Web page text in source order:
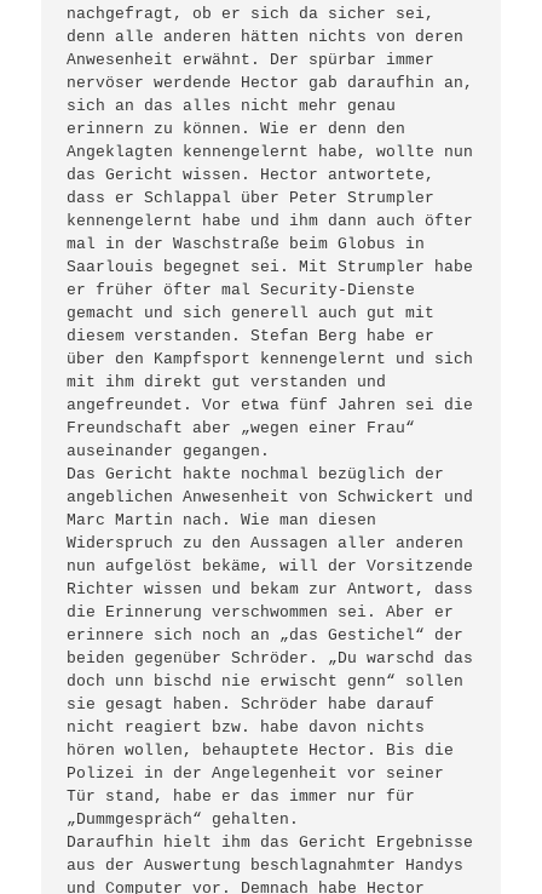
nachgefragt, ob er sich da sicher sei,
denn alle anderen hätten nichts von deren
Anwesenheit erwähnt. Der spürbar immer
nervöser werdende Hector gab daraufhin an,
sich an das alles nicht mehr genau
erinnern zu können. Wie er denn den
Angeklagten kennengelernt habe, wollte nun
das Gericht wissen. Hector antwortete,
dass er Schlappal über Peter Strumpler
kennengelernt habe und ihm dann auch öfter
mal in der Waschstraße beim Globus in
Saarlouis begegnet sei. Mit Strumpler habe
er früher öfter mal Security-Dienste
gemacht und sich generell auch gut mit
diesem verstanden. Stefan Berg habe er
über den Kampfsport kennengelernt und sich
mit ihm direkt gut verstanden und
angefreundet. Vor etwa fünf Jahren sei die
Freundschaft aber „wegen einer Frau“
auseinander gegangen.
Das Gericht hakte nochmal bezüglich der
angeblichen Anwesenheit von Schwickert und
Marc Martin nach. Wie man diesen
Widerspruch zu den Aussagen aller anderen
nun aufgelöst bekäme, will der Vorsitzende
Richter wissen und bekam zur Antwort, dass
die Erinnerung verschwommen sei. Aber er
erinnere sich noch an „das Gestichel“ der
beiden gegenüber Schröder. „Du warschd das
doch unn bischd nie erwischt genn“ sollen
sie gesagt haben. Schröder habe darauf
nicht reagiert bzw. habe davon nichts
hören wollen, behauptete Hector. Bis die
Polizei in der Angelegenheit vor seiner
Tür stand, habe er das immer nur für
„Dummgespräch“ gehalten.
Daraufhin hielt ihm das Gericht Ergebnisse
aus der Auswertung beschlagnahmter Handys
und Computer vor. Demnach habe Hector